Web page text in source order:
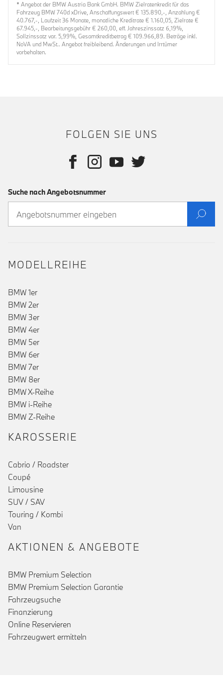
* Angebot der BMW Austria Bank GmbH. BMW Zielratenkredit für das
Fahrzeug BMW 740d xDrive, Anschaffungswert € 135.890,-, Anzahlung €
40.767,-, Laufzeit 36 Monate, monatliche Kreditrate € 1.160,05, Zielrate €
67.945,-, Bearbeitungsgebühr € 260,00, eff. Jahreszinssatz 6,19%,
Sollzinssatz var. 5,99%, Gesamtkreditbetrag € 109.966,89. Beträge inkl.
NoVA und MwSt.. Angebot freibleibend. Änderungen und Irrtümer
vorbehalten.
FOLGEN SIE UNS
Suche nach Angebotsnummer
MODELLREIHE
BMW 1er
BMW 2er
BMW 3er
BMW 4er
BMW 5er
BMW 6er
BMW 7er()
BMW 8er
BMW X-Reihe
BMW i-Reihe
BMW Z-Reihe
KAROSSERIE
Cabrio / Roadster
Coupé
Limousine
SUV / SAV
Touring / Kombi
Van
AKTIONEN & ANGEBOTE
BMW Premium Selection
BMW Premium Selection Garantie
Fahrzeugsuche
Finanzierung
Online Reservieren
Fahrzeugwert ermitteln